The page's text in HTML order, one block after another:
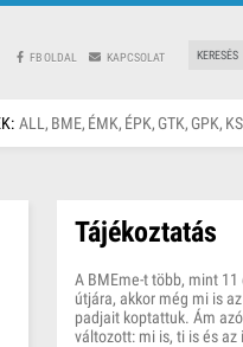
FB OLDAL KAPCSOLAT
ALL BME ÉMK ÉPK GTK GPK
Tájékoztatás
A BMEme-t több, mint
útjára, akkor még mi is
padjait koptattuk. Ám
változott: mi is, ti is és az